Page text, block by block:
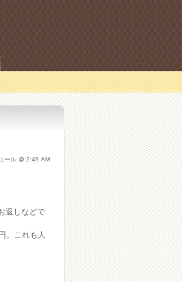
ール @ 2:49 AM
返しなどで
。これも人